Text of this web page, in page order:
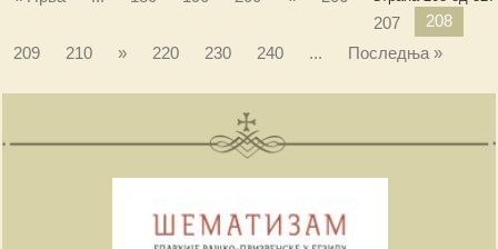
207
208
209
210 » 220 230 240 ... Последња »